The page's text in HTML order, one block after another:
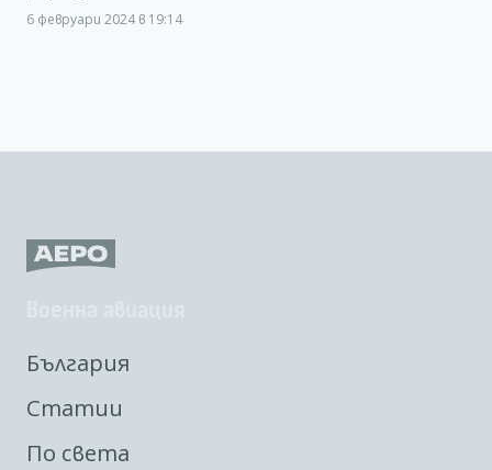
6 февруари 2024 в 19:14
България
Статии
По света